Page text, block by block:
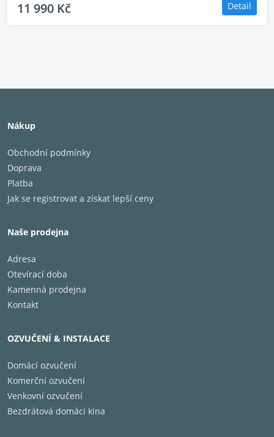
• Infračervené dálkové ovládání
• Nominální výstupní výkon: 30 W
šedý lak
• Rozměry (Š x V x H): 167 x 420 x 220 mm
• Hmotnost: 5,3 kg
11 990 Kč Detail
Nákup
Obchodní podmínky
Doprava
Platba
Jak se registrovat a získat lepší ceny
Naše prodejna
Adresa
Otevírací doba
Kamenná prodejna
Kontakt
OZVUČENÍ & INSTALACE
Domácí ozvučení
Komerční ozvučení
Venkovní ozvučení
Bezdrátová domácí kina